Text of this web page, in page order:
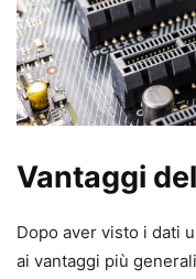
Vantaggi
Dopo aver visto i dati
ai vantaggi più